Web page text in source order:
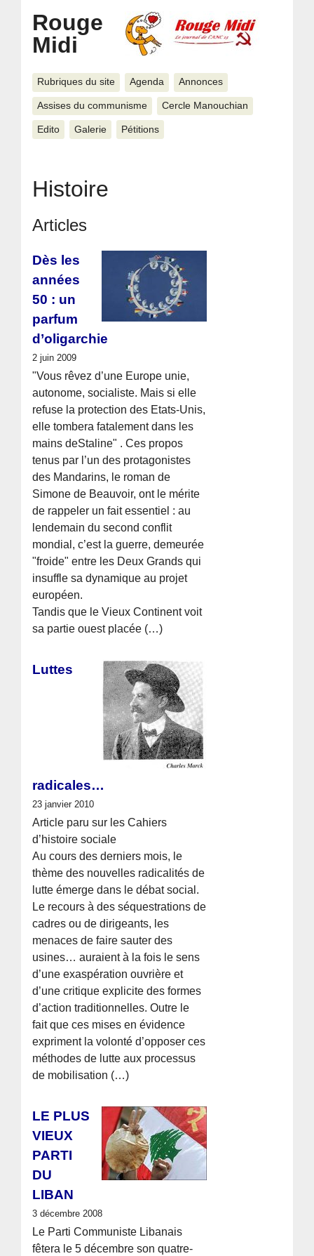
Rouge
Midi
Rubriques du site Agenda Annonces
Assises du communisme Cercle Manouchian
Edito Galerie Pétitions
Histoire
Articles
Dès les
années
50 : un
parfum
d’oligarchie
2 juin 2009
"Vous rêvez d’une Europe unie,
autonome, socialiste. Mais si elle
refuse la protection des Etats-Unis,
elle tombera fatalement dans les
mains deStaline" . Ces propos
tenus par l’un des protagonistes
des Mandarins, le roman de
Simone de Beauvoir, ont le mérite
de rappeler un fait essentiel : au
lendemain du second conflit
mondial, c’est la guerre, demeurée
"froide" entre les Deux Grands qui
insuffle sa dynamique au projet
européen.
Tandis que le Vieux Continent voit
sa partie ouest placée (…)
Luttes
radicales…
23 janvier 2010
Article paru sur les Cahiers
d’histoire sociale
Au cours des derniers mois, le
thème des nouvelles radicalités de
lutte émerge dans le débat social.
Le recours à des séquestrations de
cadres ou de dirigeants, les
menaces de faire sauter des
usines… auraient à la fois le sens
d’une exaspération ouvrière et
d’une critique explicite des formes
d’action traditionnelles. Outre le
fait que ces mises en évidence
expriment la volonté d’opposer ces
méthodes de lutte aux processus
de mobilisation (…)
LE PLUS
VIEUX
PARTI
DU
LIBAN
3 décembre 2008
Le Parti Communiste Libanais
fêtera le 5 décembre son quatre-